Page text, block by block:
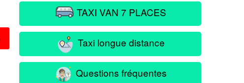
TAXI VAN 7 PLACES
Taxi longue distance
Questions fréquentes